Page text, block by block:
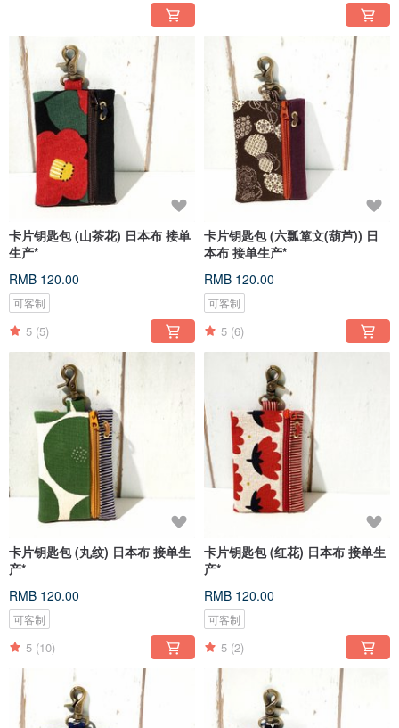
卡片钥匙包 (山茶花) 日本布 接单
生产*
RMB 120.00
可客制
5 (5)
卡片钥匙包 (六瓢箪文(葫芦)) 日
本布 接单生产*
RMB 120.00
可客制
5 (6)
卡片钥匙包 (丸纹) 日本布 接单生
产*
RMB 120.00
可客制
5 (10)
卡片钥匙包 (红花) 日本布 接单生
产*
RMB 120.00
可客制
5 (2)